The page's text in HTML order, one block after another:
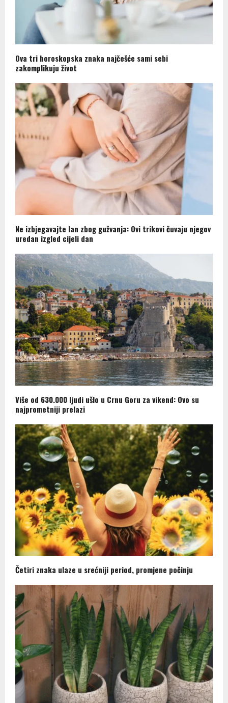
Ova tri horoskopska znaka najčešće sami sebi
zakomplikuju život
Ne izbjegavajte lan zbog gužvanja: Ovi trikovi čuvaju njegov
uredan izgled cijeli dan
Više od 630.000 ljudi ušlo u Crnu Goru za vikend: Ovo su
najprometniji prelazi
Četiri znaka ulaze u srećniji period, promjene počinju